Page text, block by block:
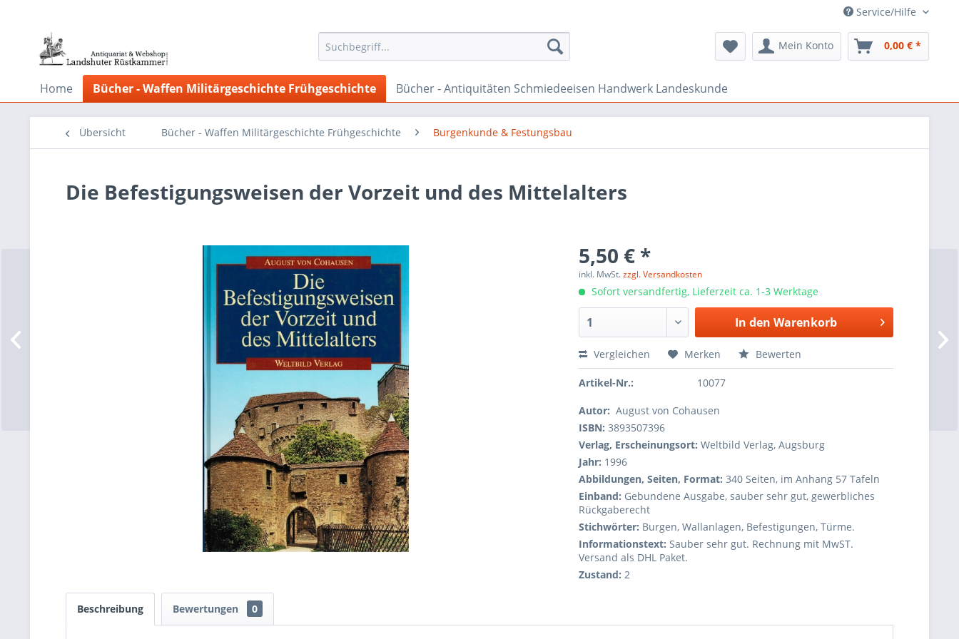
Service/Hilfe
Mein Konto 0,00 € *
Home Bücher - Waffen Militärgeschichte Frühgeschichte Bücher - Antiquitäten Schmiedeeisen Handwerk Landeskunde
Übersicht Bücher - Waffen Militärgeschichte Frühgeschichte Burgenkunde & Festungsbau
Die Befestigungsweisen der Vorzeit und des Mittelalters
5,50 € *
inkl. MwSt.zzgl. Versandkosten
Sofort versandfertig, Lieferzeit ca. 1-3 Werktage
In den Warenkorb
Vergleichen Merken Bewerten
Artikel-Nr.: 10077
Autor: August von Cohausen
ISBN:3893507396
Verlag, Erscheinungsort:Weltbild Verlag, Augsburg
Jahr: 1996
Abbildungen, Seiten, Format:340 Seiten, im Anhang 57 Tafeln
Einband: Gebundene Ausgabe, sauber sehr gut, gewerbliches
Rückgaberecht
Stichwörter: Burgen, Wallanlagen, Befestigungen, Türme.
Informationstext:Sauber sehr gut. Rechnung mit MwST.
Versand als DHL Paket.
Zustand:2
Beschreibung Bewertungen 0